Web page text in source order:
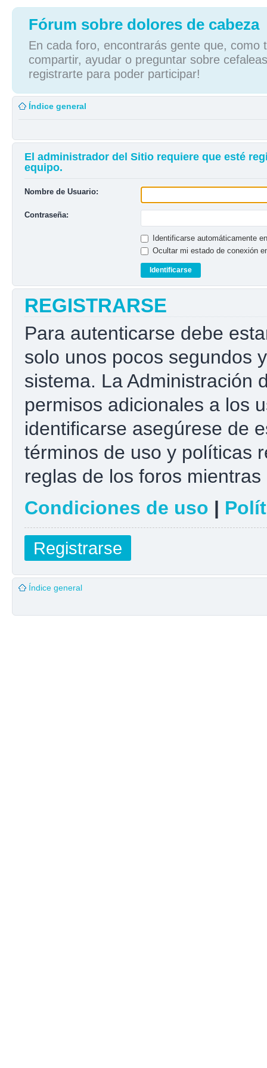
Fórum sobre dolores de cabeza
En cada foro, encontrarás gente que, como
compartir, ayudar o preguntar sobre
registrarte para poder participar!
Índice general
El administrador del Sitio requiere que esté
equipo.
Nombre de Usuario:
Contraseña:
Identificarse automáticamente
Ocultar mi estado de conexión
REGISTRARSE
Para autenticarse debe
solo unos pocos segundos
sistema. La Administración
permisos adicionales a los
identificarse asegúrese de
términos de uso y políticas
reglas de los foros
Condiciones de uso |
Registrarse
Índice general